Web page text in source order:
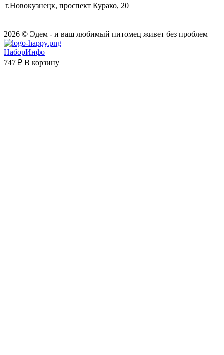
г.Новокузнецк, проспект Курако, 20
2026 © Эдем - и ваш любимый питомец живет без проблем
НаборИнфо
747 ₽ В корзину